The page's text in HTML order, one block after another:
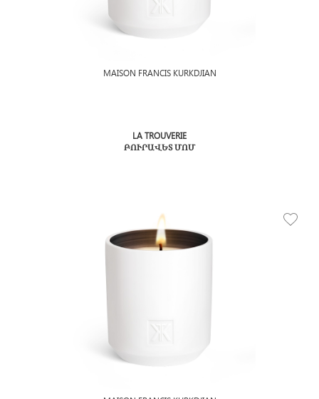
MAISON FRANCIS KURKDJIAN
LA TROUVERIE
ԲՈՒՐԱՎԵՏ ՄՈՄ